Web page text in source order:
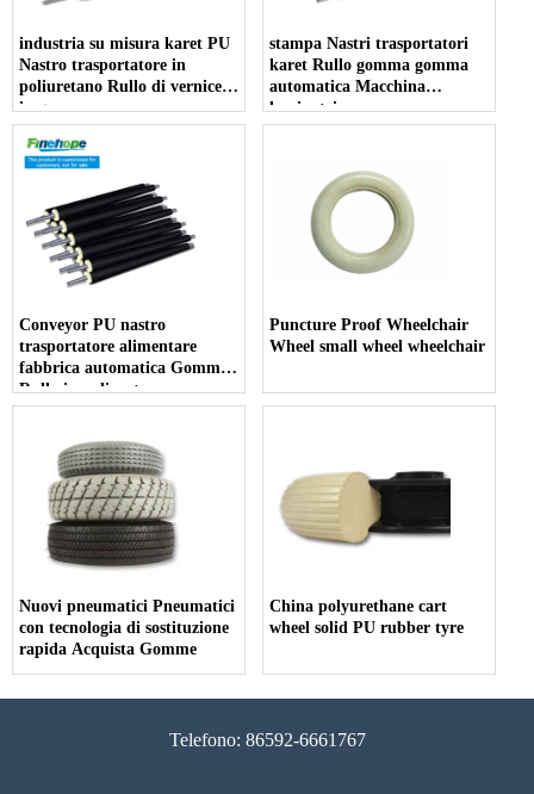
industria su misura karet PU
Nastro trasportatore in
poliuretano Rullo di vernice
in gomma
stampa Nastri trasportatori
karet Rullo gomma gomma
automatica Macchina
laminatrice
Conveyor PU nastro
trasportatore alimentare
fabbrica automatica Gomma
Rullo in poliuretano
Puncture Proof Wheelchair
Wheel small wheel wheelchair
Nuovi pneumatici Pneumatici
con tecnologia di sostituzione
rapida Acquista Gomme
China polyurethane cart
wheel solid PU rubber tyre
Telefono: 86592-6661767